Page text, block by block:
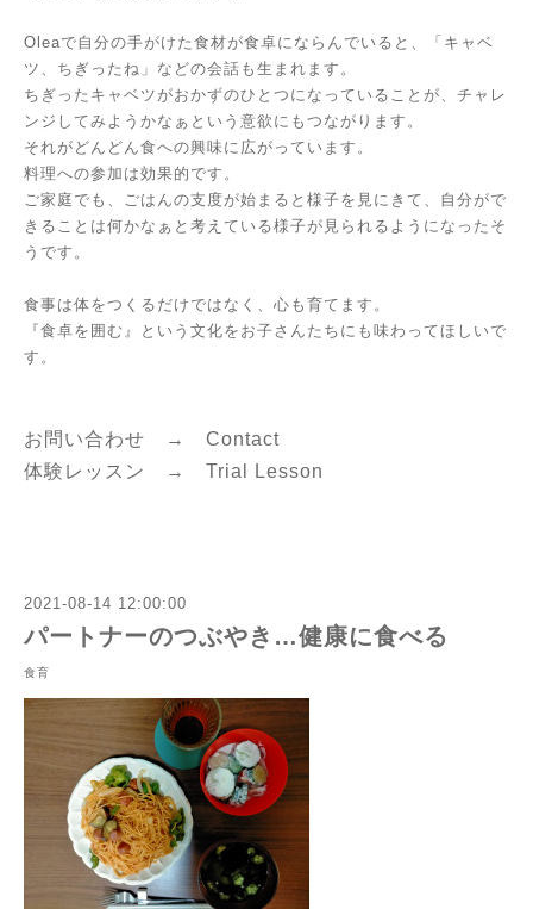
Oleaで自分の手がけた食材が食卓にならんでいると、「キャベ
ツ、ちぎったね」などの会話も生まれます。
ちぎったキャベツがおかずのひとつになっていることが、チャレ
ンジしてみようかなぁという意欲にもつながります。
それがどんどん食への興味に広がっています。
料理への参加は効果的です。
ご家庭でも、ごはんの支度が始まると様子を見にきて、自分がで
きることは何かなぁと考えている様子が見られるようになったそ
うです。
食事は体をつくるだけではなく、心も育てます。
『食卓を囲む』という文化をお子さんたちにも味わってほしいで
す。
お問い合わせ → Contact
体験レッスン → Trial Lesson
2021-08-14 12:00:00
パートナーのつぶやき…健康に食べる
食育